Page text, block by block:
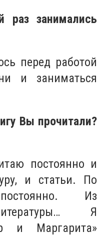
раз занимались
перед работой
и заниматься
Вы прочитали?
постоянно и
и статьи. По
Из
Я
и Маргарита»